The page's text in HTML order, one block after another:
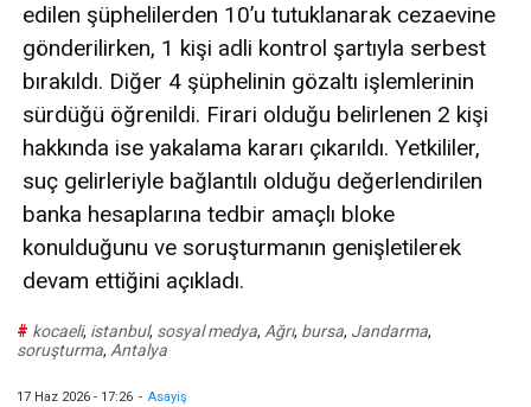
edilen şüphelilerden 10’u tutuklanarak cezaevine
gönderilirken, 1 kişi adli kontrol şartıyla serbest
bırakıldı. Diğer 4 şüphelinin gözaltı işlemlerinin
sürdüğü öğrenildi. Firari olduğu belirlenen 2 kişi
hakkında ise yakalama kararı çıkarıldı. Yetkililer,
suç gelirleriyle bağlantılı olduğu değerlendirilen
banka hesaplarına tedbir amaçlı bloke
konulduğunu ve soruşturmanın genişletilerek
devam ettiğini açıkladı.
# kocaeli, istanbul, sosyal medya, Ağrı, bursa, Jandarma,
soruşturma, Antalya
17 Haz 2026 - 17:26 - Asayiş